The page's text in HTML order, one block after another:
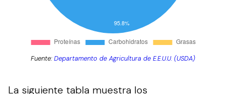
Fuente:Departamento de Agricultura de E.E.U.U. (USDA)
La siguiente tabla muestra los